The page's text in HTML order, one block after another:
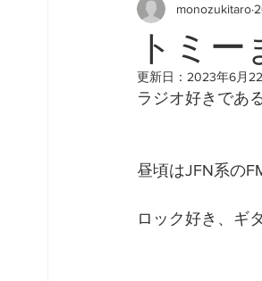
お知らせ
トミー
monozukitaro
更新日： 2023年6月
ラジオ好きであ
昼頃はJFN系の
ロック好き、ギ